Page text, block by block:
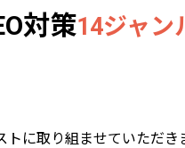
O対策14ジャン
に取り組ませていただき